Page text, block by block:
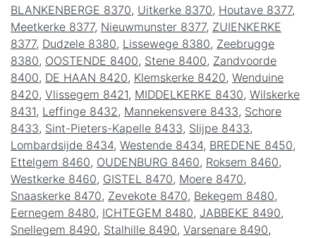
BLANKENBERGE 8370, Uitkerke 8370, Houtave 8377,
Meetkerke 8377, Nieuwmunster 8377, ZUIENKERKE
8377, Dudzele 8380, Lissewege 8380, Zeebrugge
8380, OOSTENDE 8400, Stene 8400, Zandvoorde
8400, DE HAAN 8420, Klemskerke 8420, Wenduine
8420, Vlissegem 8421, MIDDELKERKE 8430, Wilskerke
8431, Leffinge 8432 , Mannekensvere 8433, Schore
8433, Sint-Pieters-Kapelle 8433, Slijpe 8433,
Lombardsijde 8434, Westende 8434, BREDENE 8450,
Ettelgem 8460, OUDENBURG 8460, Roksem 8460,
Westkerke 8460, GISTEL 8470, Moere 8470,
Snaaskerke 8470, Zevekote 8470, Bekegem 8480,
Eernegem 8480, ICHTEGEM 8480, JABBEKE 8490,
Snellegem 8490, Stalhille 8490, Varsenare 8490,